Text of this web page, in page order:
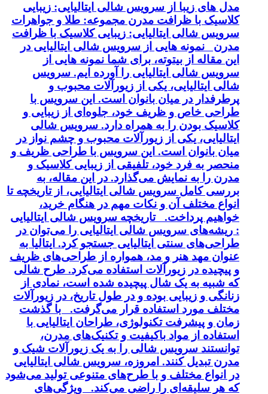
مدل های زیبا از سرویس شالی ایتالیایی: زیبایی
کلاسیک با ظرافت مدرن مجموعه: طلا و جواهرات
سرویس شالی ایتالیایی: زیبایی کلاسیک با ظرافت
مدرن نمونه هایی از سرویس شالی ایتالیایی در
این مقاله از بیتوته، برای شما نمونه هایی از
سرویس شالی ایتالیایی را آورده ایم. سرویس
شالی ایتالیایی، یکی از زیورآلات محبوب و
پرطرفدار در میان بانوان است. این سرویس با
طراحی خاص و ظریف خود، جلوه‌ای از زیبایی و
کلاسیک بودن را به همراه دارد. سرویس شالی
ایتالیایی، یکی از زیورآلات محبوب و چشم نواز در
میان بانوان است. این سرویس با طراحی ظریف و
منحصر به فرد خود، تلفیقی از زیبایی کلاسیک و
مدرن را به نمایش می‌گذارد. در این مقاله، به
بررسی کامل سرویس شالی ایتالیایی، از تاریخچه تا
انواع مختلف آن و نکات مهم در هنگام خرید،
خواهیم پرداخت. تاریخچه سرویس شالی ایتالیایی
: ریشه‌های سرویس شالی ایتالیایی را می‌توان در
طراحی‌های سنتی ایتالیایی جستجو کرد. ایتالیا به
عنوان مهد هنر و مد، همواره از طراحی‌های ظریف
و پیچیده در زیورآلات استفاده می‌کرد. طرح شالی
که شبیه به یک شال پیچیده شده است، نمادی از
زنانگی و زیبایی بوده و در طول تاریخ، در زیورآلات
مختلف مورد استفاده قرار می‌گرفت. با گذشت
زمان و پیشرفت تکنولوژی، طراحان ایتالیایی با
استفاده از مواد باکیفیت و تکنیک‌های مدرن،
توانستند سرویس شالی را به یک زیورآلات شیک و
مدرن تبدیل کنند. امروزه، سرویس شالی ایتالیایی
در انواع مختلف و با طرح‌های متنوعی تولید می‌شود
که هر سلیقه‌ای را راضی می‌کند. ویژگی‌های